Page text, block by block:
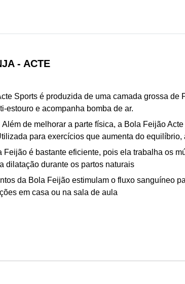
- ACTE
Sports é produzida de uma camada grossa
estouro e acompanha bomba de ar.
Além de melhorar a parte física, a Bola Feijão
para exercícios que aumenta do equilíbrio,
Feijão é bastante eficiente, pois ela trabalha os
dilatação durante os partos naturais
da Bola Feijão estimulam o fluxo sanguíneo
em casa ou na sala de aula